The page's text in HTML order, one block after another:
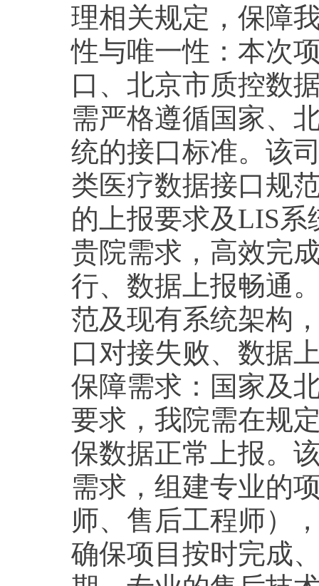
理相关规定，保障
性与唯一性：本次
口、北京市质控数
需严格遵循国家、
统的接口标准。该
类医疗数据接口规
的上报要求及LIS
贵院需求，高效完
行、数据上报畅通
范及现有系统架构
口对接失败、数据
保障需求：国家及
要求，我院需在规
保数据正常上报。
需求，组建专业的
师、售后工程师）
确保项目按时完成